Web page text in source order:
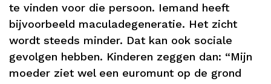
te vinden voor die persoon. Iemand heeft
bijvoorbeeld maculadegeneratie. Het zicht
wordt steeds minder. Dat kan ook sociale
gevolgen hebben. Kinderen zeggen dan: “Mijn
moeder ziet wel een euromunt op de grond